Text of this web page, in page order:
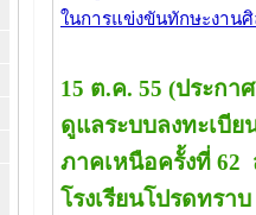
15 ต.ค. 55 (ประกา
ดูแลระบบลงทะเบี
ภาคเหนือครั้งที่ 62
โรงเรียนโปรดทรา